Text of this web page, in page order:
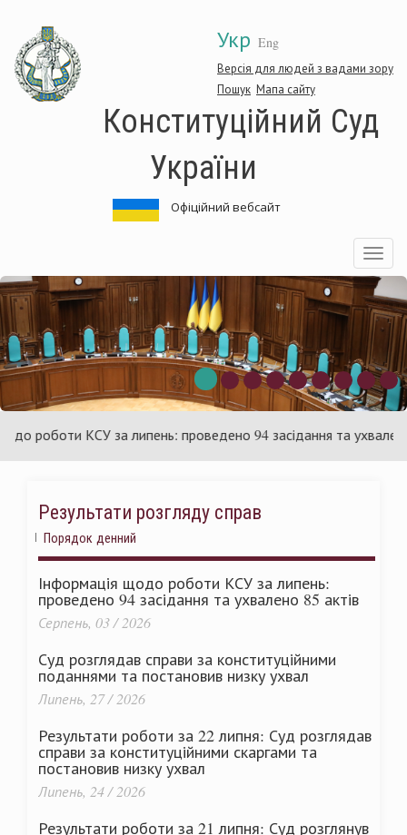
основного
матеріалу
Укр Eng
Версія для людей з вадами зору
Пошук Мапа сайту
Конституційний Суд
України
Офіційний вебсайт
Toggle
Суд
КСУ за липень: проведено 94 засідання та ухвалено 85
Результати розгляду справ
Порядок денний
Інформація щодо роботи КСУ за липень:
проведено 94 засідання та ухвалено 85 актів
Серпень, 03 / 2026
Суд розглядав справи за конституційними
поданнями та постановив низку ухвал
Липень, 27 / 2026
Результати роботи за 22 липня: Суд розглядав
справи за конституційними скаргами та
постановив низку ухвал
Липень, 24 / 2026
Результати роботи за 21 липня: Суд розглянув